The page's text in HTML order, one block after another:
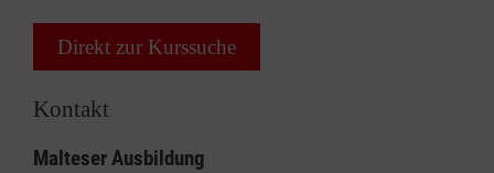
Direkt zur Kurssuche
Kontakt
Malteser Ausbildung